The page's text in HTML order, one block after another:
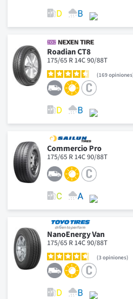
Roadian CT8
175/65 R 14C 90/88T
169 opiniones
Commercio Pro
175/65 R 14C 90/88T
NanoEnergy Van
175/65 R 14C 90/88T
3 opiniones